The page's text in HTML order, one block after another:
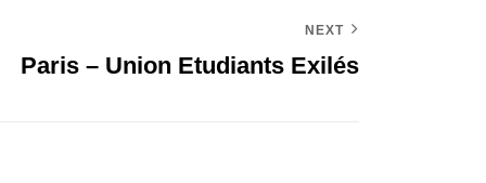
NEXT
Paris – Union Etudiants Exilés